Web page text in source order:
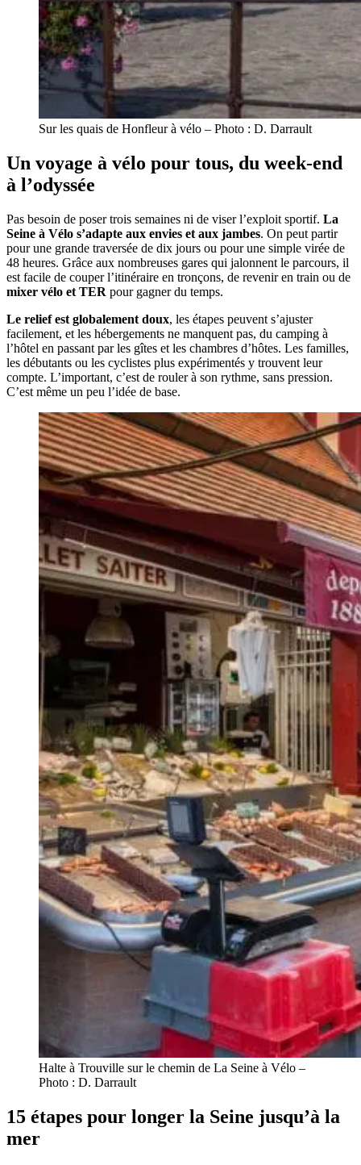
Sur les quais de Honfleur à vélo – Photo : D. Darrault
Un voyage à vélo pour tous, du week-end
à l’odyssée
Pas besoin de poser trois semaines ni de viser l’exploit sportif. La
Seine à Vélo s’adapte aux envies et aux jambes. On peut partir
pour une grande traversée de dix jours ou pour une simple virée de
48 heures. Grâce aux nombreuses gares qui jalonnent le parcours, il
est facile de couper l’itinéraire en tronçons, de revenir en train ou de
mixer vélo et TER pour gagner du temps.
Le relief est globalement doux, les étapes peuvent s’ajuster
facilement, et les hébergements ne manquent pas, du camping à
l’hôtel en passant par les gîtes et les chambres d’hôtes. Les familles,
les débutants ou les cyclistes plus expérimentés y trouvent leur
compte. L’important, c’est de rouler à son rythme, sans pression.
C’est même un peu l’idée de base.
Halte à Trouville sur le chemin de La Seine à Vélo –
Photo : D. Darrault
15 étapes pour longer la Seine jusqu’à la
mer